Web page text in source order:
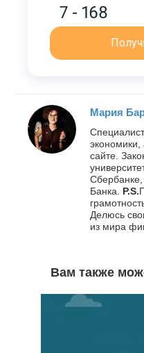
7 - 168
Мария
экономики,
сайте.
Банка. P.S.
Делюсь
из мира
Вам также